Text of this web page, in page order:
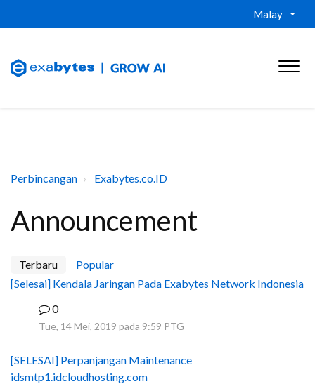
Malay
Perbincangan Exabytes.co.ID
Announcement
Terbaru
Popular
[Selesai] Kendala Jaringan Pada Exabytes Network Indonesia
0
Tue, 14 Mei, 2019 pada 9:59 PTG
[SELESAI] Perpanjangan Maintenance
idsmtp1.idcloudhosting.com